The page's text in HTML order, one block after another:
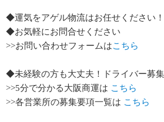
◆運気をアゲル物流はお任せください！
◆お気軽にお問合せください
>>お問い合わせフォームはこちら
◆未経験の方も大丈夫！ドライバー募集
>>5分で分かる大阪商運は こちら
>>各営業所の募集要項一覧は こちら